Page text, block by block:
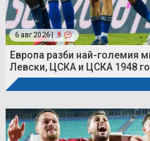
6 авг 2026 | 9
Европа разби най-големия
Левски, ЦСКА и ЦСКА 1948